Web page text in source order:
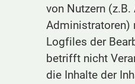
von Nutzern (z.B.
Administratoren)
Logfiles der
betrifft nicht
die Inhalte der